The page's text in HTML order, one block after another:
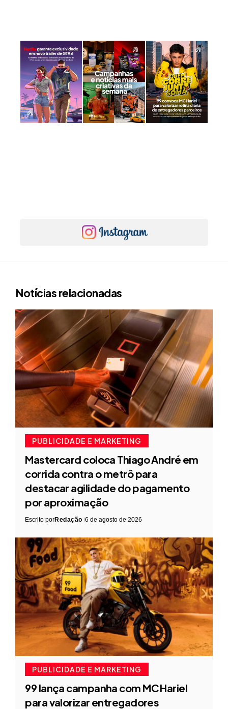
Notícias relacionadas
PUBLICIDADE E MARKETING
Mastercard coloca Thiago André em
corrida contra o metrô para
destacar agilidade do pagamento
por aproximação
Escrito porRedação 6 de agosto de 2026
PUBLICIDADE E MARKETING
99 lança campanha com MC Hariel
para valorizar entregadores